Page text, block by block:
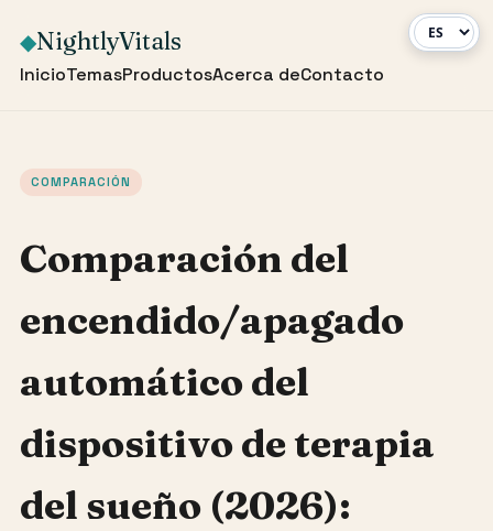
◆NightlyVitals
InicioTemasProductosAcerca deContacto
COMPARACIÓN
Comparación del
encendido/apagado
automático del
dispositivo de terapia
del sueño (2026):